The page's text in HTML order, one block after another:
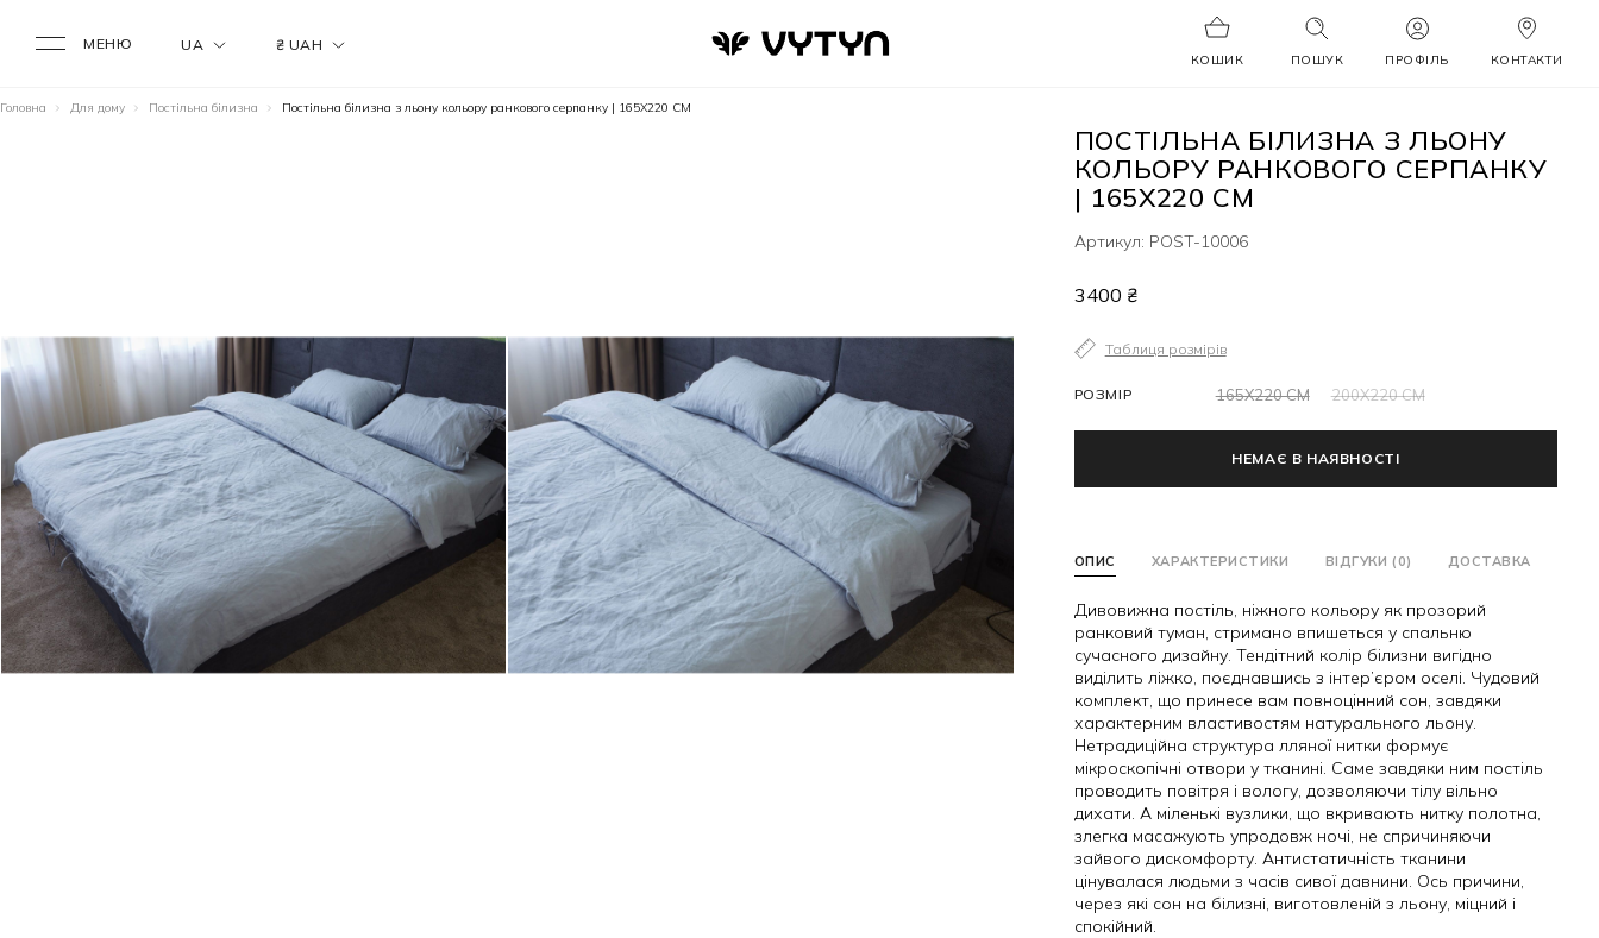
МЕНЮ UA ₴ UAH
КОШИК ПОШУК ПРОФІЛЬ КОНТАКТИ
Головна Для дому Постільна білизна Постільна білизна з льону кольору ранкового серпанку | 165Х220 СМ
ПОСТІЛЬНА БІЛИЗНА З ЛЬОНУ
КОЛЬОРУ РАНКОВОГО СЕРПАНКУ
| 165Х220 СМ
Артикул: POST-10006
3400 ₴
Таблиця розмірів
РОЗМІР 165Х220 СМ 200Х220 СМ
НЕМАЄ В НАЯВНОСТІ
ОПИС ХАРАКТЕРИСТИКИ ВІДГУКИ (0) ДОСТАВКА
Дивовижна постіль, ніжного кольору як прозорий
ранковий туман, стримано впишеться у спальню
сучасного дизайну. Тендітний колір білизни вигідно
виділить ліжко, поєднавшись з інтер’єром оселі. Чудовий
комплект, що принесе вам повноцінний сон, завдяки
характерним властивостям натурального льону.
Нетрадиційна структура лляної нитки формує
мікроскопічні отвори у тканині. Саме завдяки ним постіль
проводить повітря і вологу, дозволяючи тілу вільно
дихати. А міленькі вузлики, що вкривають нитку полотна,
злегка масажують упродовж ночі, не спричиняючи
зайвого дискомфорту. Антистатичність тканини
цінувалася людьми з часів сивої давнини. Ось причини,
через які сон на білизні, виготовленій з льону, міцний і
спокійний.